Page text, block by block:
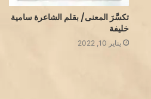
تكسَّرَ المعنى/ بقلم الشاعرة سامية
خليفة
يناير 10, 2022